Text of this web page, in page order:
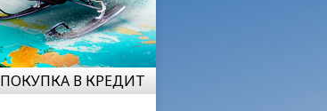
ПОКУПКА В КРЕДИТ